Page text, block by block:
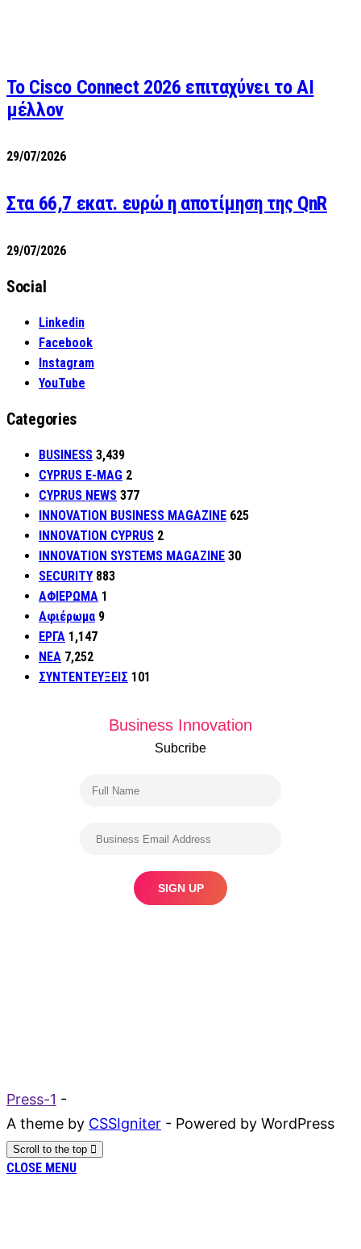
Το Cisco Connect 2026 επιταχύνει το AI
μέλλον
29/07/2026
Στα 66,7 εκατ. ευρώ η αποτίμηση της QnR
29/07/2026
Social
Linkedin
Facebook
Instagram
YouTube
Categories
BUSINESS 3,439
CYPRUS E-MAG 2
CYPRUS NEWS 377
INNOVATION BUSINESS MAGAZINE 625
INNOVATION CYPRUS 2
INNOVATION SYSTEMS MAGAZINE 30
SECURITY 883
ΑΦΙΕΡΩΜΑ 1
Αφιέρωμα 9
ΕΡΓΑ 1,147
ΝΕΑ 7,252
ΣΥΝΤΕΝΤΕΥΞΕΙΣ 101
Business Innovation
Subcribe
Press-1 -
A theme by CSSIgniter - Powered by WordPress
Scroll to the top
CLOSE MENU